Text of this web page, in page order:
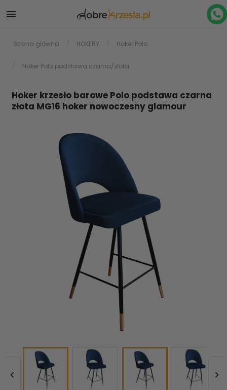

Strona główna HOKERY Hoker Polo
Hoker Polo podstawa czarna/złota
Hoker krzesło barowe Polo podstawa czarna
złota MG16 hoker nowoczesny glamour
 